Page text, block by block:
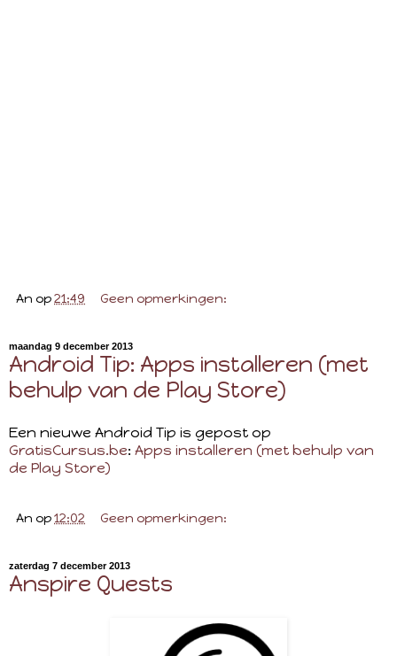
An op21:49 Geen opmerkingen:
maandag 9 december 2013
Android Tip: Apps installeren (met
behulp van de Play Store)
Een nieuwe Android Tip is gepost op
GratisCursus.be: Apps installeren (met behulp van
de Play Store)
An op12:02 Geen opmerkingen:
zaterdag 7 december 2013
Anspire Quests